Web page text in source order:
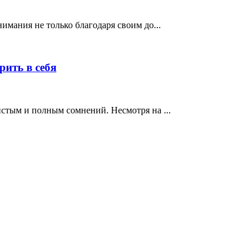
не только благодаря своим до...
в себя
и полным сомнений. Несмотря на ...